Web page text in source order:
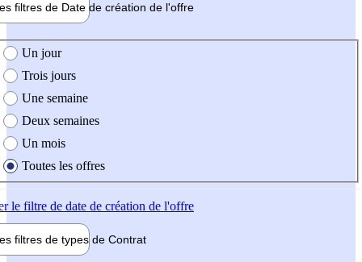
filtres de Date de création de l'offre
création de l'offre
Un jour
Trois jours
Une semaine
Deux semaines
Un mois
Toutes les offres
le filtre de date de création de l'offre
filtres de types de Contrat